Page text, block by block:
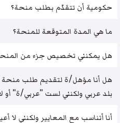
حكومية أن تتقدّم بطلب منحة؟
ما هي المدة المتوقعة للمنحة؟
هل يمكنني تخصيص جزء من
هل أنا مؤهل/ة لتقديم طلب منحة
بلد عربي ولكنني لست "عربي/ة" أو
أنا أتناسب مع المعايير ولكنني لا